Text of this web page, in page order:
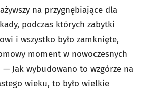
na przygnębiające dla
podczas których zabytki
i wszystko było zamknięte,
moment w nowoczesnych
— Jak wybudowano to wzgórze na
wieku, to było wielkie